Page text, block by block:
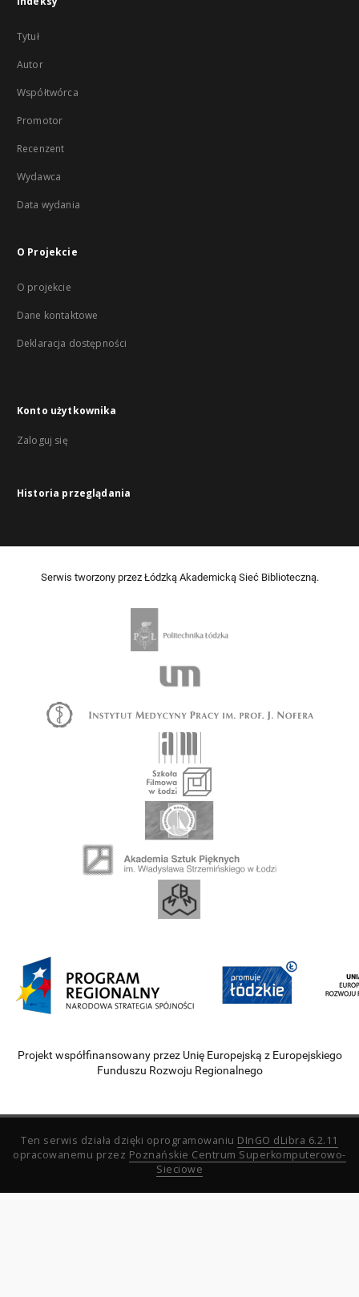
Tytuł
Autor
Współtwórca
Promotor
Recenzent
Wydawca
Data wydania
O Projekcie
O projekcie
Dane kontaktowe
Deklaracja dostępności
Konto użytkownika
Zaloguj się
Historia przeglądania
Serwis tworzony przez Łódzką Akademicką Sieć Biblioteczną.
Projekt współfinansowany przez Unię Europejską z Europejskiego
Funduszu Rozwoju Regionalnego
Ten serwis działa dzięki oprogramowaniu DInGO dLibra 6.2.11
opracowanemu przez Poznańskie Centrum Superkomputerowo-
Sieciowe